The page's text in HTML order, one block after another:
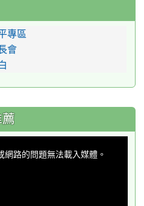
網路的問題無法載入媒體。